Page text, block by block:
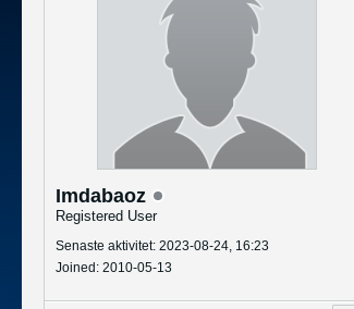
Imdabaoz
Registered User
Senaste aktivitet: 2023-08-24, 16:23
Joined: 2010-05-13